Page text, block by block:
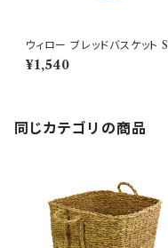
ウィロー ブレッドバスケット S
柳 かごバッグ ナチュラル
¥1,540
同じカテゴリの商品